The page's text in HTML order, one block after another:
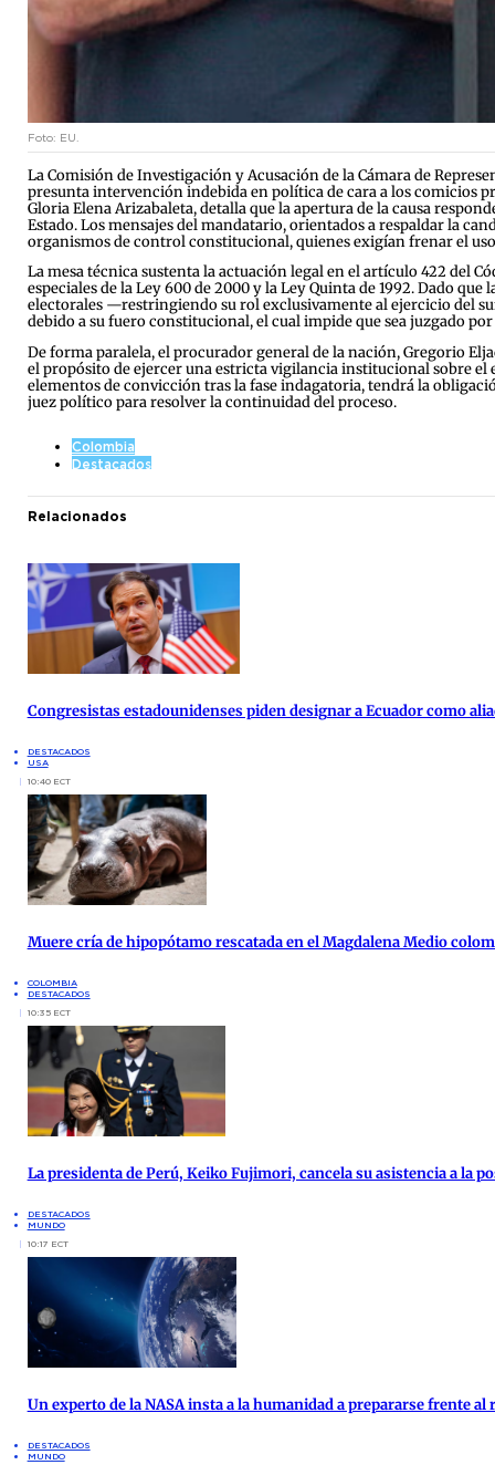
Foto: EU.
La Comisión de Investigación y Acusación de la Cámara de
presunta intervención indebida en política de cara a los comicios
Gloria Elena Arizabaleta, detalla que la apertura de la causa
Estado. Los mensajes del mandatario, orientados a respaldar la
organismos de control constitucional, quienes exigían frenar el
La mesa técnica sustenta la actuación legal en el artículo 422 del
especiales de la Ley 600 de 2000 y la Ley Quinta de 1992. Dado
electorales —restringiendo su rol exclusivamente al ejercicio del
debido a su fuero constitucional, el cual impide que sea juzgado
De forma paralela, el procurador general de la nación, Gregorio
el propósito de ejercer una estricta vigilancia institucional sobre
elementos de convicción tras la fase indagatoria, tendrá la
juez político para resolver la continuidad del proceso.
Colombia
Destacados
Relacionados
Congresistas estadounidenses piden designar a Ecuador como
DESTACADOS
USA
10:40 ECT
Muere cría de hipopótamo rescatada en el Magdalena Medio
COLOMBIA
DESTACADOS
10:35 ECT
La presidenta de Perú, Keiko Fujimori, cancela su asistencia a la
DESTACADOS
MUNDO
10:17 ECT
Un experto de la NASA insta a la humanidad a prepararse frente
DESTACADOS
MUNDO